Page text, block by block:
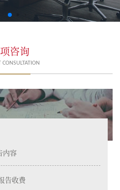
咨询
CONSULTATION
内容
告收费